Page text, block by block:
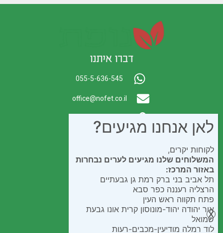
דברו איתנו
055-5-636-545
office@nofet.co.il
לאן אנחנו מגיעים?
לקוחות יקרים,
המשלוחים שלנו מגיעים לערים נבחרות
באזור המרכז:
תל אביב בני ברק רמת גן גבעתיים
הרצליה רעננה כפר סבא
פתח תקווה ראש העין
אור יהודה יהוד-מונוסון קרית אונו גבעת
שמואל
לוד רמלה מודיעין-מכבים-רעות